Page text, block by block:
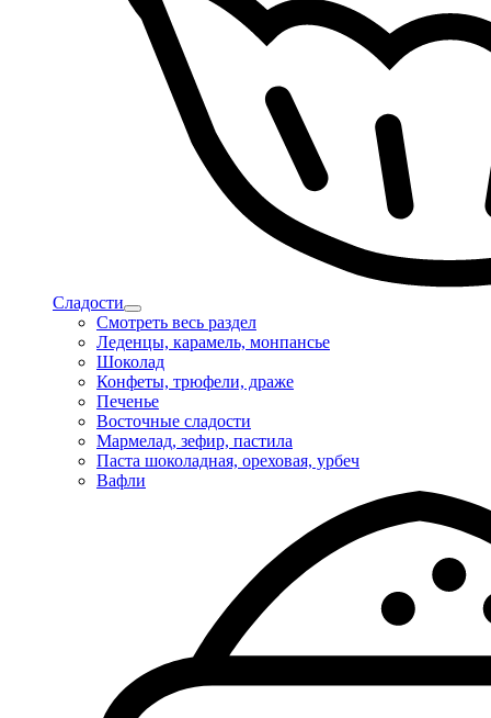
Сладости
Смотреть весь раздел
Леденцы, карамель, монпансье
Шоколад
Конфеты, трюфели, драже
Печенье
Восточные сладости
Мармелад, зефир, пастила
Паста шоколадная, ореховая, урбеч
Вафли